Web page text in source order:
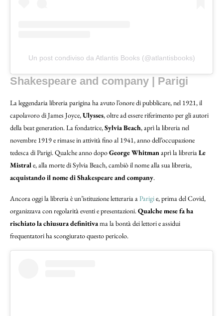
Un post condiviso da Atlantis Books (@atlantisbooks)
Shakespeare and company | Parigi
La leggendaria libreria parigina ha avuto l’onore di pubblicare, nel 1921, il
capolavoro di James Joyce,Ulysses, oltre ad essere riferimento per gli autori
della beat generation. La fondatrice,Sylvia Beach, aprì la libreria nel
novembre 1919 e rimase in attività fino al 1941, anno dell’occupazione
tedesca di Parigi. Qualche anno dopoGeorge Whitmanaprì la libreriaLe
Mistrale, alla morte di Sylvia Beach, cambiò il nome alla sua libreria,
acquistando il nome di Shakespeare and company.
Ancora oggi la libreria è un’istituzione letteraria aParigie, prima del Covid,
organizzava con regolarità eventi e presentazioni.Qualche mese fa ha
rischiato la chiusura definitivama la bontà dei lettori e assidui
frequentatori ha scongiurato questo pericolo.